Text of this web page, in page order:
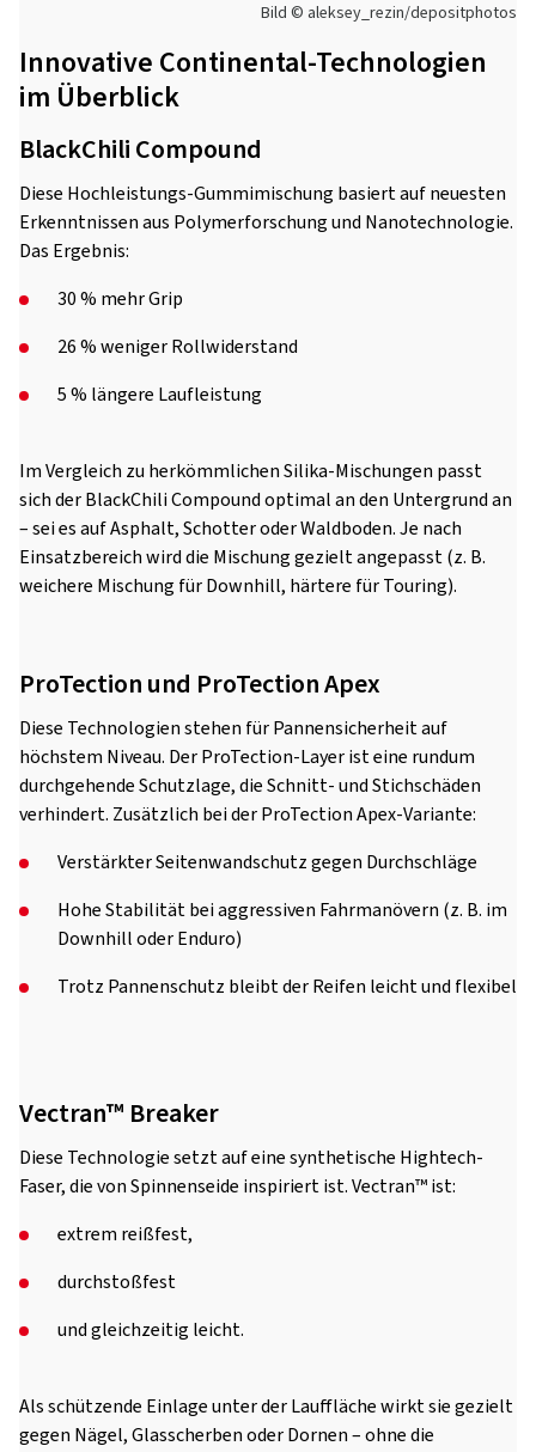
Bild © aleksey_rezin/depositphotos
Innovative Continental-Technologien
im Überblick
BlackChili Compound
Diese Hochleistungs-Gummimischung basiert auf neuesten
Erkenntnissen aus Polymerforschung und Nanotechnologie.
Das Ergebnis:
30 % mehr Grip
26 % weniger Rollwiderstand
5 % längere Laufleistung
Im Vergleich zu herkömmlichen Silika-Mischungen passt
sich der BlackChili Compound optimal an den Untergrund an
– sei es auf Asphalt, Schotter oder Waldboden. Je nach
Einsatzbereich wird die Mischung gezielt angepasst (z. B.
weichere Mischung für Downhill, härtere für Touring).
ProTection und ProTection Apex
Diese Technologien stehen für Pannensicherheit auf
höchstem Niveau. Der ProTection-Layer ist eine rundum
durchgehende Schutzlage, die Schnitt- und Stichschäden
verhindert. Zusätzlich bei der ProTection Apex-Variante:
Verstärkter Seitenwandschutz gegen Durchschläge
Hohe Stabilität bei aggressiven Fahrmanövern (z. B. im
Downhill oder Enduro)
Trotz Pannenschutz bleibt der Reifen leicht und flexibel
Vectran™ Breaker
Diese Technologie setzt auf eine synthetische Hightech-
Faser, die von Spinnenseide inspiriert ist. Vectran™ ist:
extrem reißfest,
durchstoßfest
und gleichzeitig leicht.
Als schützende Einlage unter der Lauffläche wirkt sie gezielt
gegen Nägel, Glasscherben oder Dornen – ohne die